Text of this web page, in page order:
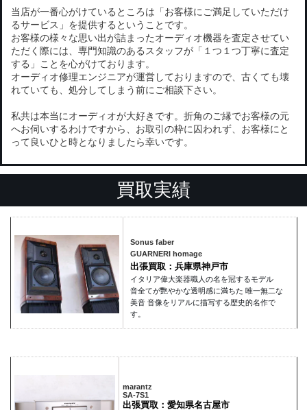
当店が一番心がけているところは「お客様にご満足していただけ
るサービス」を提供するということです。
お客様の様々な思い出が詰まったオーディオ機器を査定させてい
ただく際には、専門知識のあるスタッフが「１つ１つ丁寧に査定
する」ことを心がけております。
オーディオ修理エンジニアが運営しておりますので、古くても壊
れていても、処分してしまう前にご相談下さい。
私共は本当にオーディオが大好きです。折角のご縁でお客様の元
へお伺いするわけですから、お取引の枠に囚われず、お客様にと
って良いひと時となりましたら幸いです。
買取実績
Sonus faber
GUARNERI homage
出張買取：兵庫県神戸市
イタリア偉大楽器職人の名を冠するモデル
音全てが艷やかな透明感に満ちた 唯一無二な
美音 音像をリアルに描写する歴史的名作で
す。
marantz
SA-7S1
出張買取：愛知県名古屋市